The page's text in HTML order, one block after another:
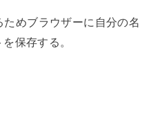
めブラウザーに自分の名
保存する。